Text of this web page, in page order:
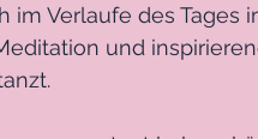
im Verlaufe des Tages
und